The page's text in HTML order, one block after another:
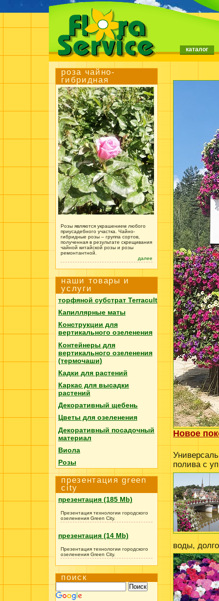
каталог
роза чайно-
гибридная
Розы являются украшением любого
приусадебного участка. Чайно-
гибридные розы – группа сортов,
полученная в результате скрещивания
чайной китайской розы и розы
ремонтантной.
далее
наши товары и
услуги
торфяной субстрат Terracult
Капиллярные маты
Конструкции для
вертикального озеленения
Контейнеры для
вертикального озеленения
(термочаши)
Кадки для растений
Каркас для высадки
растений
Декоративный щебень
Цветы для озеленения
Декоративный посадочный
материал
Виола
Розы
презентация green
city
презентация (185 Mb)
Презентация технологии городского
озеленения Green City.
презентация (14 Mb)
Презентация технологии городского
озеленения Green City.
поиск
Новое
полива с
воды,